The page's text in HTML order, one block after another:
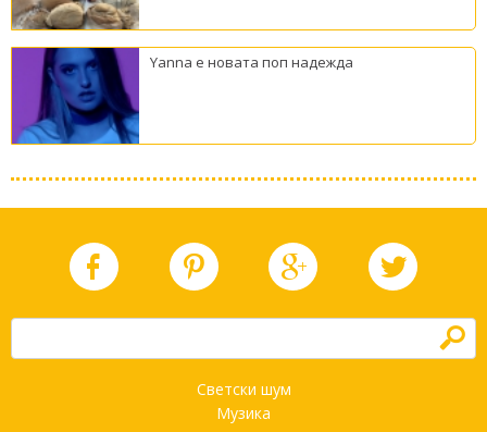
Yanna е новата поп надежда
h
Светски шум
Музика